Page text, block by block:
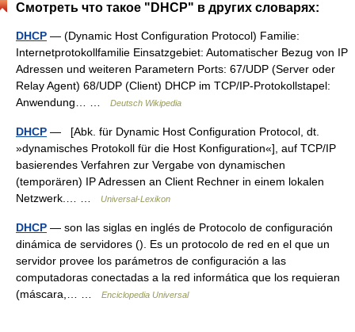
Смотреть что такое "DHCP" в других словарях:
DHCP — (Dynamic Host Configuration Protocol) Familie:
Internetprotokollfamilie Einsatzgebiet: Automatischer Bezug von IP
Adressen und weiteren Parametern Ports: 67/UDP (Server oder
Relay Agent) 68/UDP (Client) DHCP im TCP/IP‑Protokollstapel:
Anwendung… …
Deutsch Wikipedia
DHCP — [Abk. für Dynamic Host Configuration Protocol, dt.
»dynamisches Protokoll für die Host Konfiguration«], auf TCP/IP
basierendes Verfahren zur Vergabe von dynamischen
(temporären) IP Adressen an Client Rechner in einem lokalen
Netzwerk.… …
Universal-Lexikon
DHCP — son las siglas en inglés de Protocolo de configuración
dinámica de servidores (). Es un protocolo de red en el que un
servidor provee los parámetros de configuración a las
computadoras conectadas a la red informática que los requieran
(máscara,… …
Enciclopedia Universal